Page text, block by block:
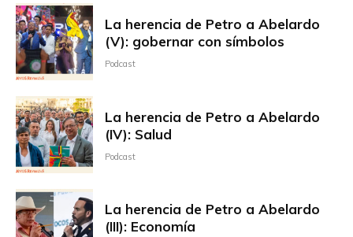
La herencia de Petro a Abelardo
(V): gobernar con símbolos
Podcast
La herencia de Petro a Abelardo
(IV): Salud
Podcast
La herencia de Petro a Abelardo
(III): Economía